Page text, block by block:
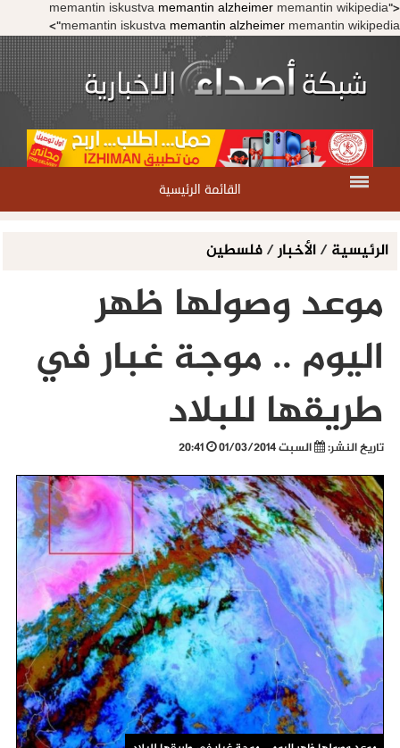
memantin iskustva memantin alzheimer memantin wikipedia">
memantin iskustva memantin alzheimer memantin wikipedia">
القائمة الرئيسية
الرئيسية/الأخبار/فلسطين
موعد وصولها ظهر
اليوم .. موجة غبار في
طريقها للبلاد
تاريخ النشر: السبت 01/03/2014